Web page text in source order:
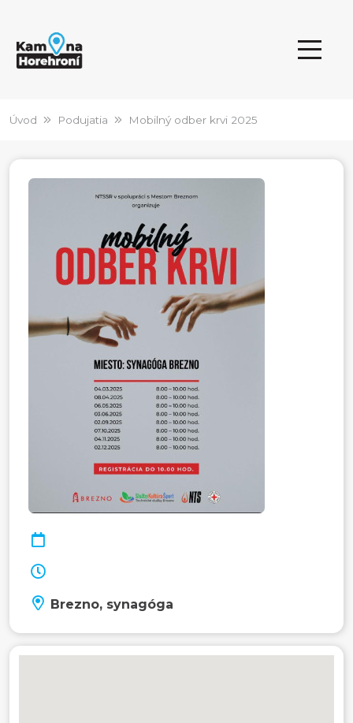
Úvod Podujatia Mobilný odber krvi 2025
Brezno, synagóga